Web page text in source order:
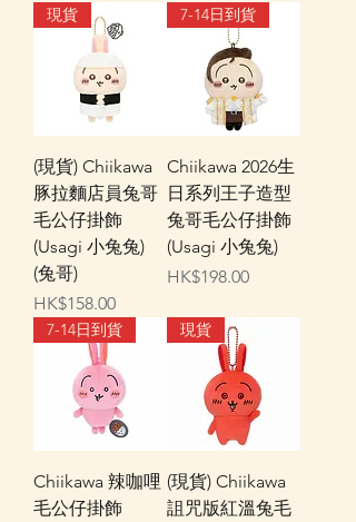
現貨
(現貨) Chiikawa
豚拉麵店員兔哥
毛公仔掛飾
(Usagi 小兔兔)
(兔哥)
價格
HK$158.00
7-14日到貨
Chiikawa 2026生
日系列王子造型
兔哥毛公仔掛飾
(Usagi 小兔兔)
價格
HK$198.00
7-14日到貨
Chiikawa 辣咖哩
毛公仔掛飾
現貨
(現貨) Chiikawa
詛咒版紅溫兔毛